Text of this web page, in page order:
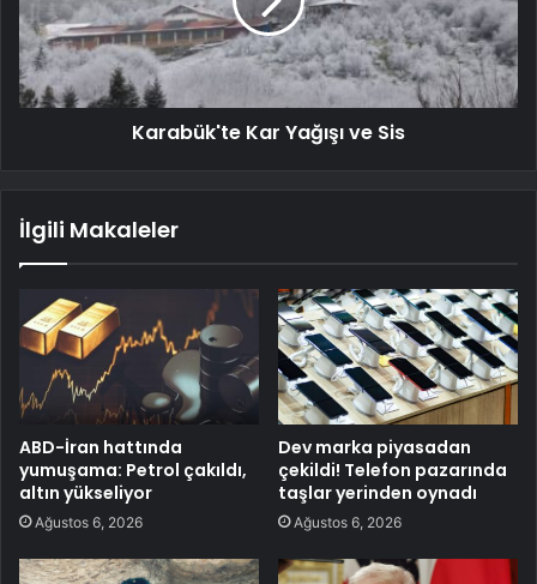
Karabük'te Kar Yağışı ve Sis
İlgili Makaleler
ABD-İran hattında
yumuşama: Petrol çakıldı,
altın yükseliyor
Ağustos 6, 2026
Dev marka piyasadan
çekildi! Telefon pazarında
taşlar yerinden oynadı
Ağustos 6, 2026